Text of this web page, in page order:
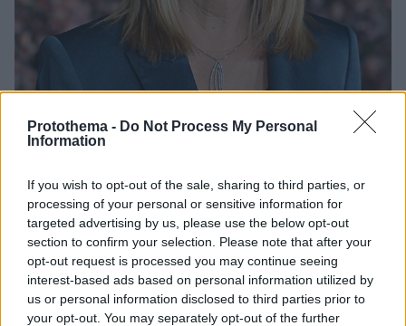
Protothema - Do Not Process My Personal
Information
If you wish to opt-out of the sale, sharing to third parties, or
processing of your personal or sensitive information for
targeted advertising by us, please use the below opt-out
section to confirm your selection. Please note that after your
opt-out request is processed you may continue seeing
interest-based ads based on personal information utilized by
us or personal information disclosed to third parties prior to
your opt-out. You may separately opt-out of the further
Λίζα Κούντροου: Μια φίλη από τα παλιά
Οσο κι αν μεγαλώσει, όσες διαφορετικές ηρωίδες κι
αν υποδυθεί, στο συλλογικό ασυνείδητο θα μείνει για
πάντα χαραγμένη ως η Φοίβη από τα «Φιλαράκια».
Αλλά και ως Λίντια στο ολοκαίνουριο νετφλιξικό «No
Good Deed», πάλι αξέχαστη θα μας μείνει